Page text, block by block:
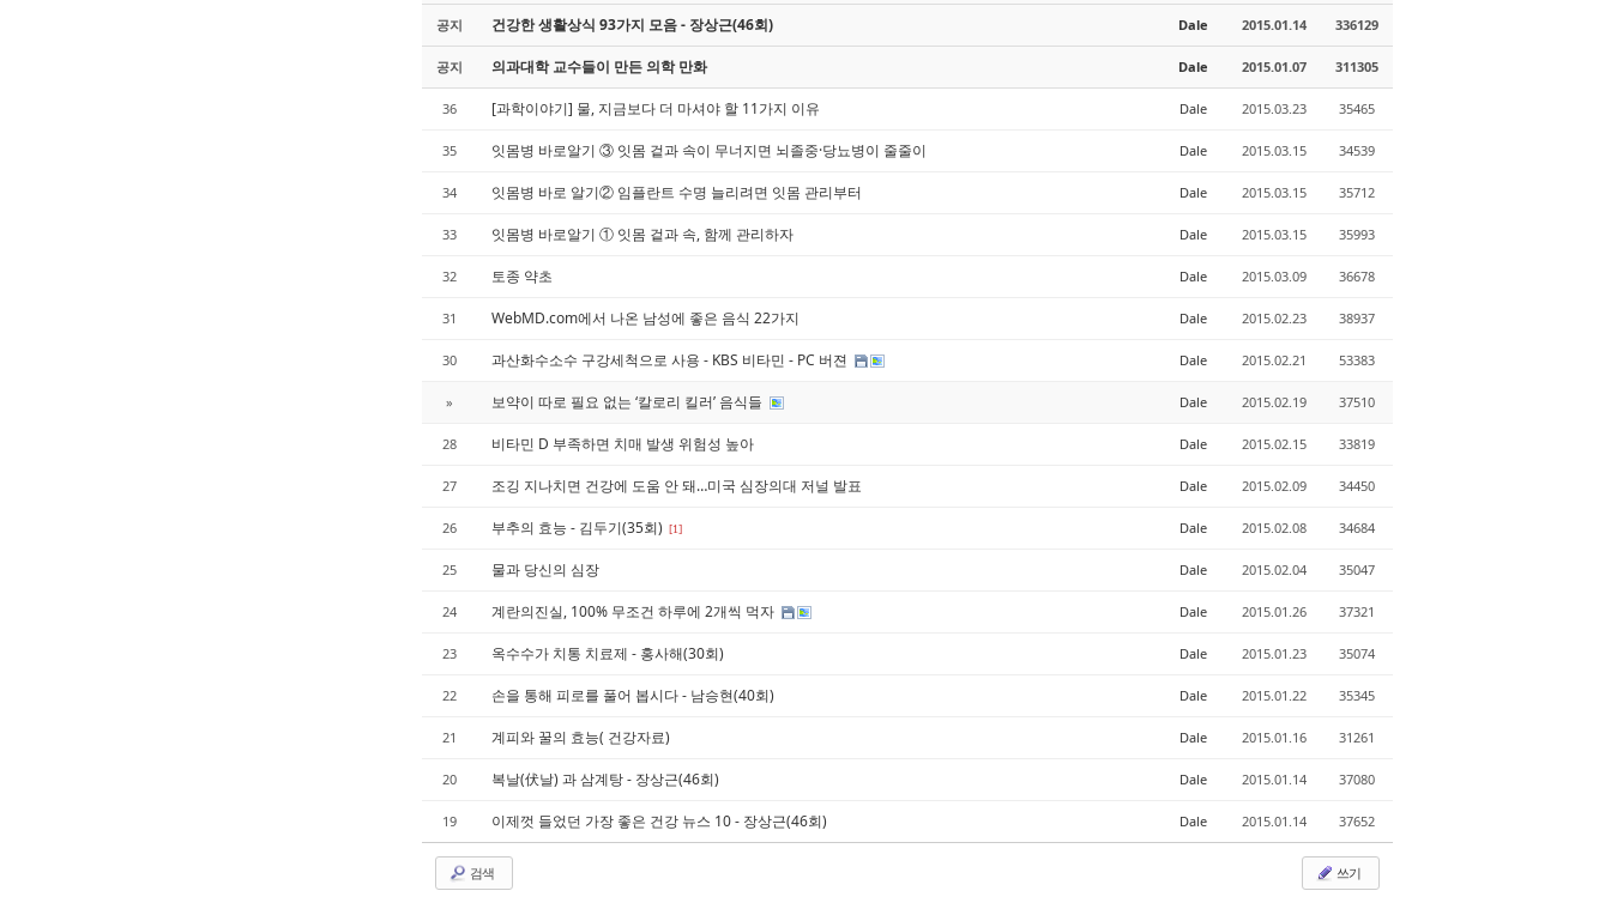
공지 건강한 생활상식 93가지 모음 - 장상근(46회) Dale 2015.01.14 336129
공지 의과대학 교수들이 만든 의학 만화 Dale 2015.01.07 311305
36 [과학이야기] 물, 지금보다 더 마셔야 할 11가지 이유 Dale 2015.03.23 35465
35 잇몸병 바로알기 ③ 잇몸 겉과 속이 무너지면 뇌졸중·당뇨병이 줄줄이 Dale 2015.03.15 34539
34 잇몸병 바로 알기② 임플란트 수명 늘리려면 잇몸 관리부터 Dale 2015.03.15 35712
33 잇몸병 바로알기 ① 잇몸 겉과 속, 함께 관리하자 Dale 2015.03.15 35993
32 토종 약초 Dale 2015.03.09 36678
31 WebMD.com에서 나온 남성에 좋은 음식 22가지 Dale 2015.02.23 38937
30 과산화수소수 구강세척으로 사용 - KBS 비타민 - PC 버젼 Dale 2015.02.21 53383
» 보약이 따로 필요 없는 ‘칼로리 킬러’ 음식들 Dale 2015.02.19 37510
28 비타민 D 부족하면 치매 발생 위험성 높아 Dale 2015.02.15 33819
27 조깅 지나치면 건강에 도움 안 돼…미국 심장의대 저널 발표 Dale 2015.02.09 34450
26 부추의 효능 - 김두기(35회) [1] Dale 2015.02.08 34684
25 물과 당신의 심장 Dale 2015.02.04 35047
24 계란의진실, 100% 무조건 하루에 2개씩 먹자 Dale 2015.01.26 37321
23 옥수수가 치통 치료제 - 홍사해(30회) Dale 2015.01.23 35074
22 손을 통해 피로를 풀어 봅시다 - 남승현(40회) Dale 2015.01.22 35345
21 계피와 꿀의 효능( 건강자료) Dale 2015.01.16 31261
20 복날(伏날) 과 삼계탕 - 장상근(46회) Dale 2015.01.14 37080
19 이제껏 들었던 가장 좋은 건강 뉴스 10 - 장상근(46회) Dale 2015.01.14 37652
검색 쓰기